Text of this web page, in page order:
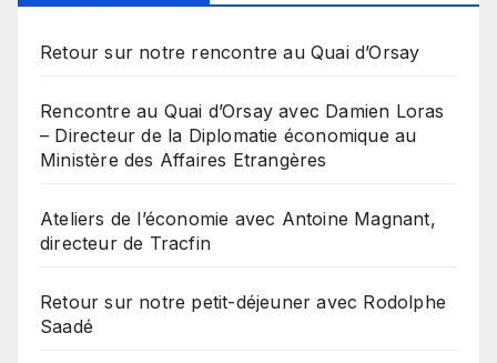
Retour sur notre rencontre au Quai d’Orsay
Rencontre au Quai d’Orsay avec Damien Loras
– Directeur de la Diplomatie économique au
Ministère des Affaires Etrangères
Ateliers de l’économie avec Antoine Magnant,
directeur de Tracfin
Retour sur notre petit-déjeuner avec Rodolphe
Saadé